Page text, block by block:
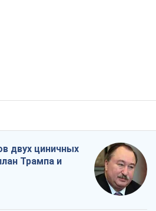
двух циничных
Трампа и